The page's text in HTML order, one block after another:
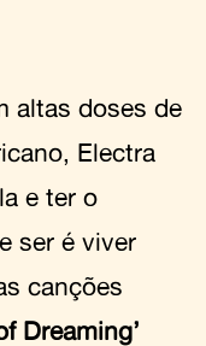
altas doses de
Electra
e ter o
ser é viver
canções
Dreaming’